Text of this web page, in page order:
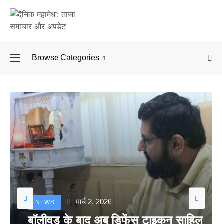
Browse Categories
NEWS मार्च 2, 2026
बॉलीवुड के बाद अब डिफेंस टाइकून साहिल